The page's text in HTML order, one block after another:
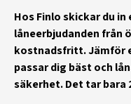
Hos Finlo skickar du
låneerbjudanden från
kostnadsfritt. Jämför
passar dig bäst och
säkerhet. Det tar